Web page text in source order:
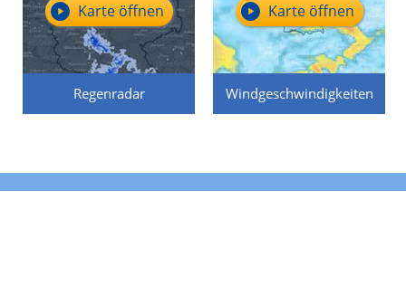
Regenradar
Karte öffnen
Windgeschwindigkeiten
Karte öffnen